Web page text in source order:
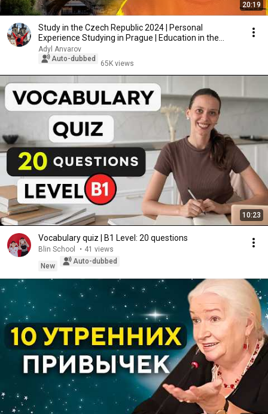
20:19
Study in the Czech Republic 2024 | Personal
Experience Studying in Prague | Education in the
Czec...
Adyl Anvarov
Auto-dubbed
65K views
10:23
Vocabulary quiz | B1 Level: 20 questions
Blin School • 41 views
New
Auto-dubbed